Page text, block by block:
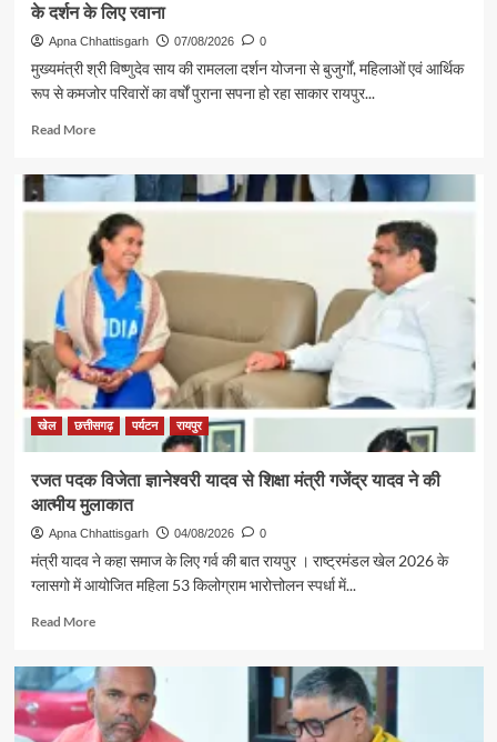
के दर्शन के लिए रवाना
Apna Chhattisgarh 07/08/2026 0
मुख्यमंत्री श्री विष्णुदेव साय की रामलला दर्शन योजना से बुजुर्गों, महिलाओं एवं आर्थिक
रूप से कमजोर परिवारों का वर्षों पुराना सपना हो रहा साकार रायपुर...
Read MoreRead
पर्यटन
एवं
संस्कृति
मंत्री
श्री
राजेश
अग्रवाल
की
पहल
से
सरगुजा
संभाग
श्रद्धालु
भारत
गौरव
ट्रेन
से
रामलला
के
दर्शन
के
लिए
खेल छत्तीसगढ़ पर्यटन रायपुर
रजत पदक विजेता ज्ञानेश्वरी यादव से शिक्षा मंत्री गजेंद्र यादव ने की
आत्मीय मुलाकात
Apna Chhattisgarh 04/08/2026 0
मंत्री यादव ने कहा समाज के लिए गर्व की बात रायपुर । राष्ट्रमंडल खेल 2026 के
ग्लासगो में आयोजित महिला 53 किलोग्राम भारोत्तोलन स्पर्धा में...
Read MoreRead
रजत
पदक
विजेता